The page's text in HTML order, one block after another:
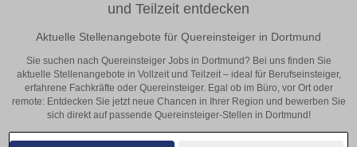
und Teilzeit entdecken
Aktuelle Stellenangebote für Quereinsteiger in Dortmund
Sie suchen nach Quereinsteiger Jobs in Dortmund? Bei uns finden Sie
aktuelle Stellenangebote in Vollzeit und Teilzeit – ideal für Berufseinsteiger,
erfahrene Fachkräfte oder Quereinsteiger. Egal ob im Büro, vor Ort oder
remote: Entdecken Sie jetzt neue Chancen in Ihrer Region und bewerben Sie
sich direkt auf passende Quereinsteiger-Stellen in Dortmund!